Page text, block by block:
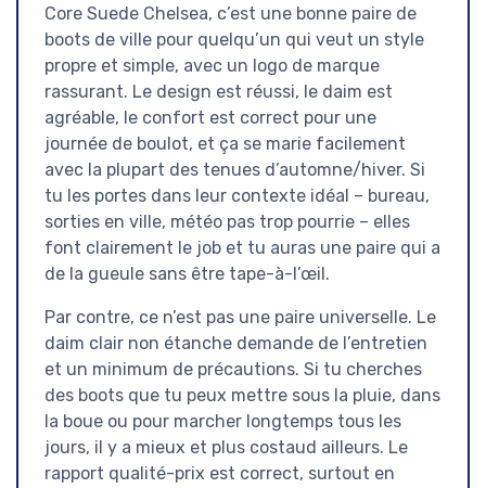
Core Suede Chelsea, c’est une bonne paire de
boots de ville pour quelqu’un qui veut un style
propre et simple, avec un logo de marque
rassurant. Le design est réussi, le daim est
agréable, le confort est correct pour une
journée de boulot, et ça se marie facilement
avec la plupart des tenues d’automne/hiver. Si
tu les portes dans leur contexte idéal – bureau,
sorties en ville, météo pas trop pourrie – elles
font clairement le job et tu auras une paire qui a
de la gueule sans être tape-à-l’œil.
Par contre, ce n’est pas une paire universelle. Le
daim clair non étanche demande de l’entretien
et un minimum de précautions. Si tu cherches
des boots que tu peux mettre sous la pluie, dans
la boue ou pour marcher longtemps tous les
jours, il y a mieux et plus costaud ailleurs. Le
rapport qualité-prix est correct, surtout en